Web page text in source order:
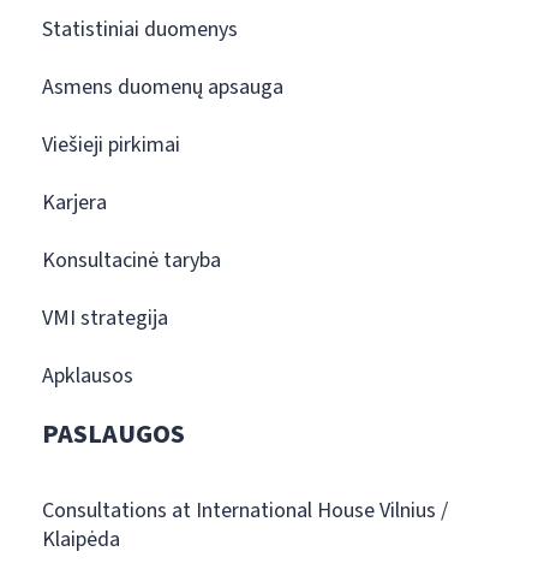
Statistiniai duomenys
Asmens duomenų apsauga
Viešieji pirkimai
Karjera
Konsultacinė taryba
VMI strategija
Apklausos
PASLAUGOS
Consultations at International House Vilnius /
Klaipėda